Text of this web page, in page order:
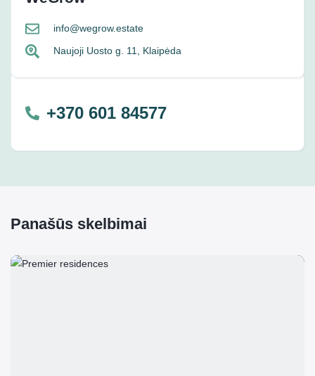
info@wegrow.estate
Naujoji Uosto g. 11, Klaipėda
+370 601 84577
Panašūs skelbimai